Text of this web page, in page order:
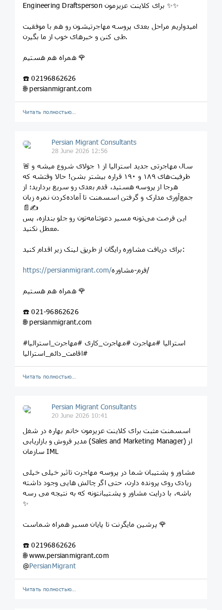
Engineering Draftsperson برای کلاینت عزیزمون ✨✨
امیدواریم مراحل بعدی پروسه مهاجرتیشون رو هم با موفقیت
طی کنن و خبرهای خوب از ما بگیرن.
همراه هم هستیم 🌹
☎️ 02196862626
🌐 persianmigrant.com
Читать полностью…
Persian Migrant Consultants
28 June 2026 12:56
🚨 سال مهاجرتی جدید استرالیا از ۱ جولای شروع میشه و
ظرفیت‌های ۱۸۹ و ۱۹۰ قراره بیشتر بشن! حالا وقتشه که
هرجا از پروسه هستید، قدم بعدی رو سریع بردارید؛ از
جمع‌آوری مدارک و گرفتن اسسمنت تا آماده‌کردن نمره زبان
📄✍️
این فرصت می‌تونه مسیر دعوتنامه‌تون رو جلو بندازه، پس
معطل نکنید.
برای دریافت مشاوره رایگان از طریق لینک زیر اقدام کنید:
https://persianmigrant.com/ فرم-مشاوره/
همراه هم هستیم 🌹
☎️ 021-96862626
🌐 persianmigrant.com
#استرالیا #مهاجرت #مهاجرت_کاری #مهاجرت_استرالیا
#اقامت_دائم_استرالیا
Читать полностью…
Persian Migrant Consultants
20 June 2026 10:41
اسسمنت مثبت برای کلاینت عزیزمون خانم بهاره در شغل
مدیر فروش و بازاریابی (Sales and Marketing Manager) از
سازمان IML
مشاور و پشتیبان شما در پروسه مهاجرت تاثیر خیلی خیلی
زیادی روی پرونده دارن، حتی اگر چالش هایی وجود داشته
باشه، با درایت مشاور و پشتیبانتونه که به نتیجه می رسه
✨
پرشین مایگرنت تا پایان مسیر همراه شماست 🌹
☎️ 02196862626
🌐 www.persianmigrant.com
@PersianMigrant
Читать полностью…